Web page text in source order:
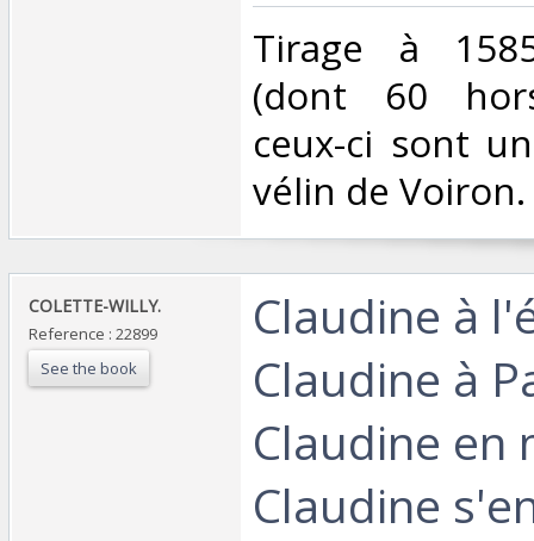
‎Tirage à
(dont 60
ceux-ci sont
vélin de Voiron.
‎COLETTE-WILLY.‎
Reference : 22899
See the book
‎Claudine à
Claudine à
Claudine en
Claudine